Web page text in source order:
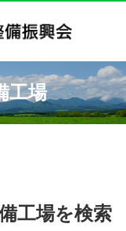
工場
工場を検索